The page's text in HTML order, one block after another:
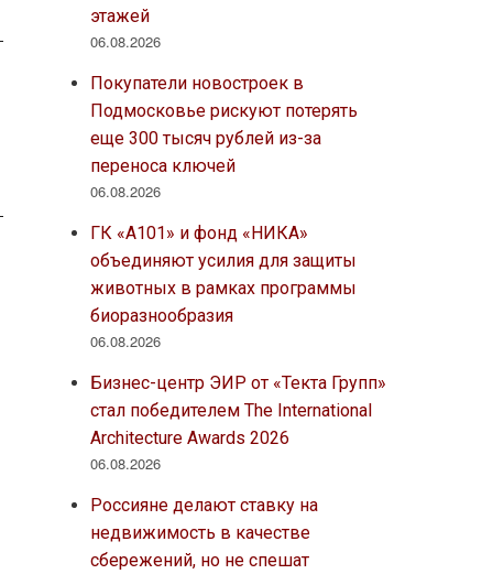
этажей
06.08.2026
Покупатели новостроек в
Подмосковье рискуют потерять
еще 300 тысяч рублей из-за
переноса ключей
06.08.2026
ГК «А101» и фонд «НИКА»
объединяют усилия для защиты
животных в рамках программы
биоразнообразия
06.08.2026
Бизнес-центр ЭИР от «Текта Групп»
стал победителем The International
Architecture Awards 2026
06.08.2026
Россияне делают ставку на
недвижимость в качестве
сбережений, но не спешат